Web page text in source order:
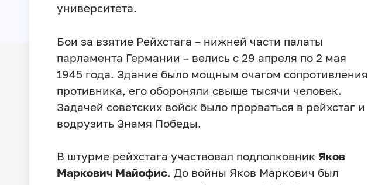
университета.
Бои за взятие Рейхстага – нижней части палаты
парламента Германии – велись с 29 апреля по 2 мая
1945 года. Здание было мощным очагом сопротивления
противника, его обороняли свыше тысячи человек.
Задачей советских войск было прорваться в рейхстаг и
водрузить Знамя Победы.
В штурме рейхстага участвовал подполковник Яков
Маркович Майофис. До войны Яков Маркович был